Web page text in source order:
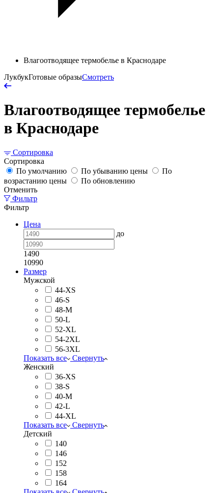
Влагоотводящее термобелье в Краснодаре
ЛукбукГотовые образыСмотреть
Влагоотводящее термобелье
в Краснодаре
Сортировка
Сортировка
По умолчанию
По убыванию цены
По
возрастанию цены
По обновлению
Отменить
Фильтр
Фильтр
Цена
до
1490
10990
Размер
Мужской
44-XS
46-S
48-M
50-L
52-XL
54-2XL
56-3XL
Показать все
Свернуть
Женский
36-XS
38-S
40-M
42-L
44-XL
Показать все
Свернуть
Детский
140
146
152
158
164